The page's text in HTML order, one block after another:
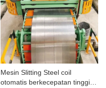
Mesin Slitting Steel coil
otomatis berkecepatan tinggi